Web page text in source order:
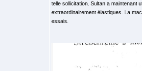
telle sollicitation. Sultan a maintenant
extraordinairement élastiques. La
essais.